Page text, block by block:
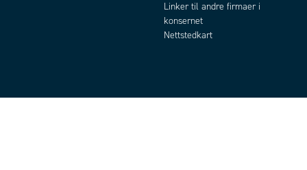
Linker til andre firmaer i
konsernet
Nettstedkart